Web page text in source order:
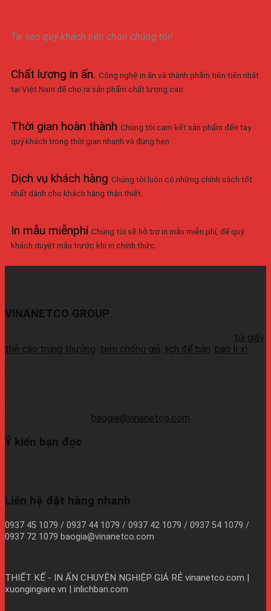
Tại sao quý khách nên chọn chúng tôi!
Chất lượng in ấn. Công nghệ in ấn và thành phẩm tiên tiến nhất
tại Việt Nam để cho ra sản phẩm chất lượng cao
Thời gian hoàn thành Chúng tôi cam kết sản phẩm đến tay
quý khách trong thời gian nhanh và đúng hẹn
Dịch vụ khách hàng Chúng tôi luôn có những chính sách tốt
nhất dành cho khách hàng thân thiết.
In mẫu miễnphí Chúng tôi sẽ hỗ trợ in mẫu miễn phí, để quý
khách duyệt mẫu trước khi in chính thức.
VINANETCO GROUP
túi giấy
thẻ cào trúng thưởng tem chống giả lịch để bàn bao lì xì
baogia@vinanetco.com
Ý kiến bạn đọc
Liên hệ đặt hàng nhanh
0937 45 1079 / 0937 44 1079 / 0937 42 1079 / 0937 54 1079 /
0937 72 1079 baogia@vinanetco.com
THIẾT KẾ - IN ẤN CHUYÊN NGHIỆP GIÁ RẺ vinanetco.com |
xuongingiare.vn | inlichban.com